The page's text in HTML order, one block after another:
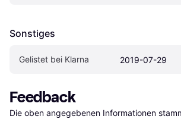
Sonstiges
Gelistet bei Klarna 2019-07-29
Feedback
Die oben angegebenen Informationen